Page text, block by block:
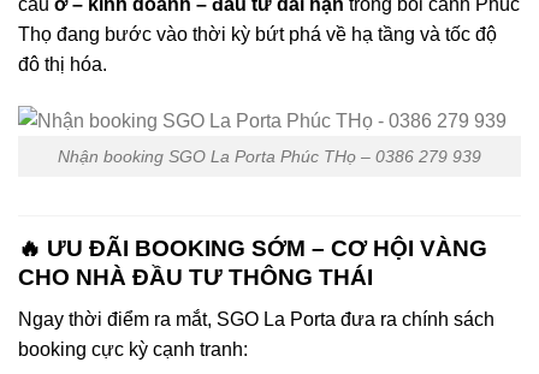
Thọ đang bước vào thời kỳ bứt phá về hạ tầng và tốc độ
đô thị hóa.
Nhận booking SGO La Porta Phúc THọ – 0386 279 939
🔥 ƯU ĐÃI BOOKING SỚM – CƠ HỘI VÀNG
CHO NHÀ ĐẦU TƯ THÔNG THÁI
Ngay thời điểm ra mắt, SGO La Porta đưa ra chính sách
booking cực kỳ cạnh tranh: